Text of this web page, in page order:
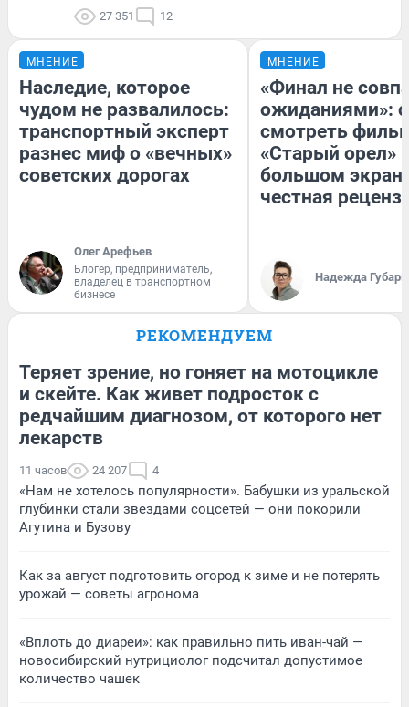
27 351 12
МНЕНИЕ
Наследие, которое
чудом не развалилось:
транспортный эксперт
разнес миф о «вечных»
советских дорогах
Олег Арефьев
Блогер, предприниматель,
владелец в транспортном
бизнесе
МНЕНИЕ
«Финал не
ожиданиями»:
смотреть
«Старый орел»
большом
честная
Надежда Губарь
РЕКОМЕНДУЕМ
Теряет зрение, но гоняет на мотоцикле
и скейте. Как живет подросток с
редчайшим диагнозом, от которого нет
лекарств
11 часов 24 207 4
«Нам не хотелось популярности». Бабушки из уральской
глубинки стали звездами соцсетей — они покорили
Агутина и Бузову
Как за август подготовить огород к зиме и не потерять
урожай — советы агронома
«Вплоть до диареи»: как правильно пить иван-чай —
новосибирский нутрициолог подсчитал допустимое
количество чашек